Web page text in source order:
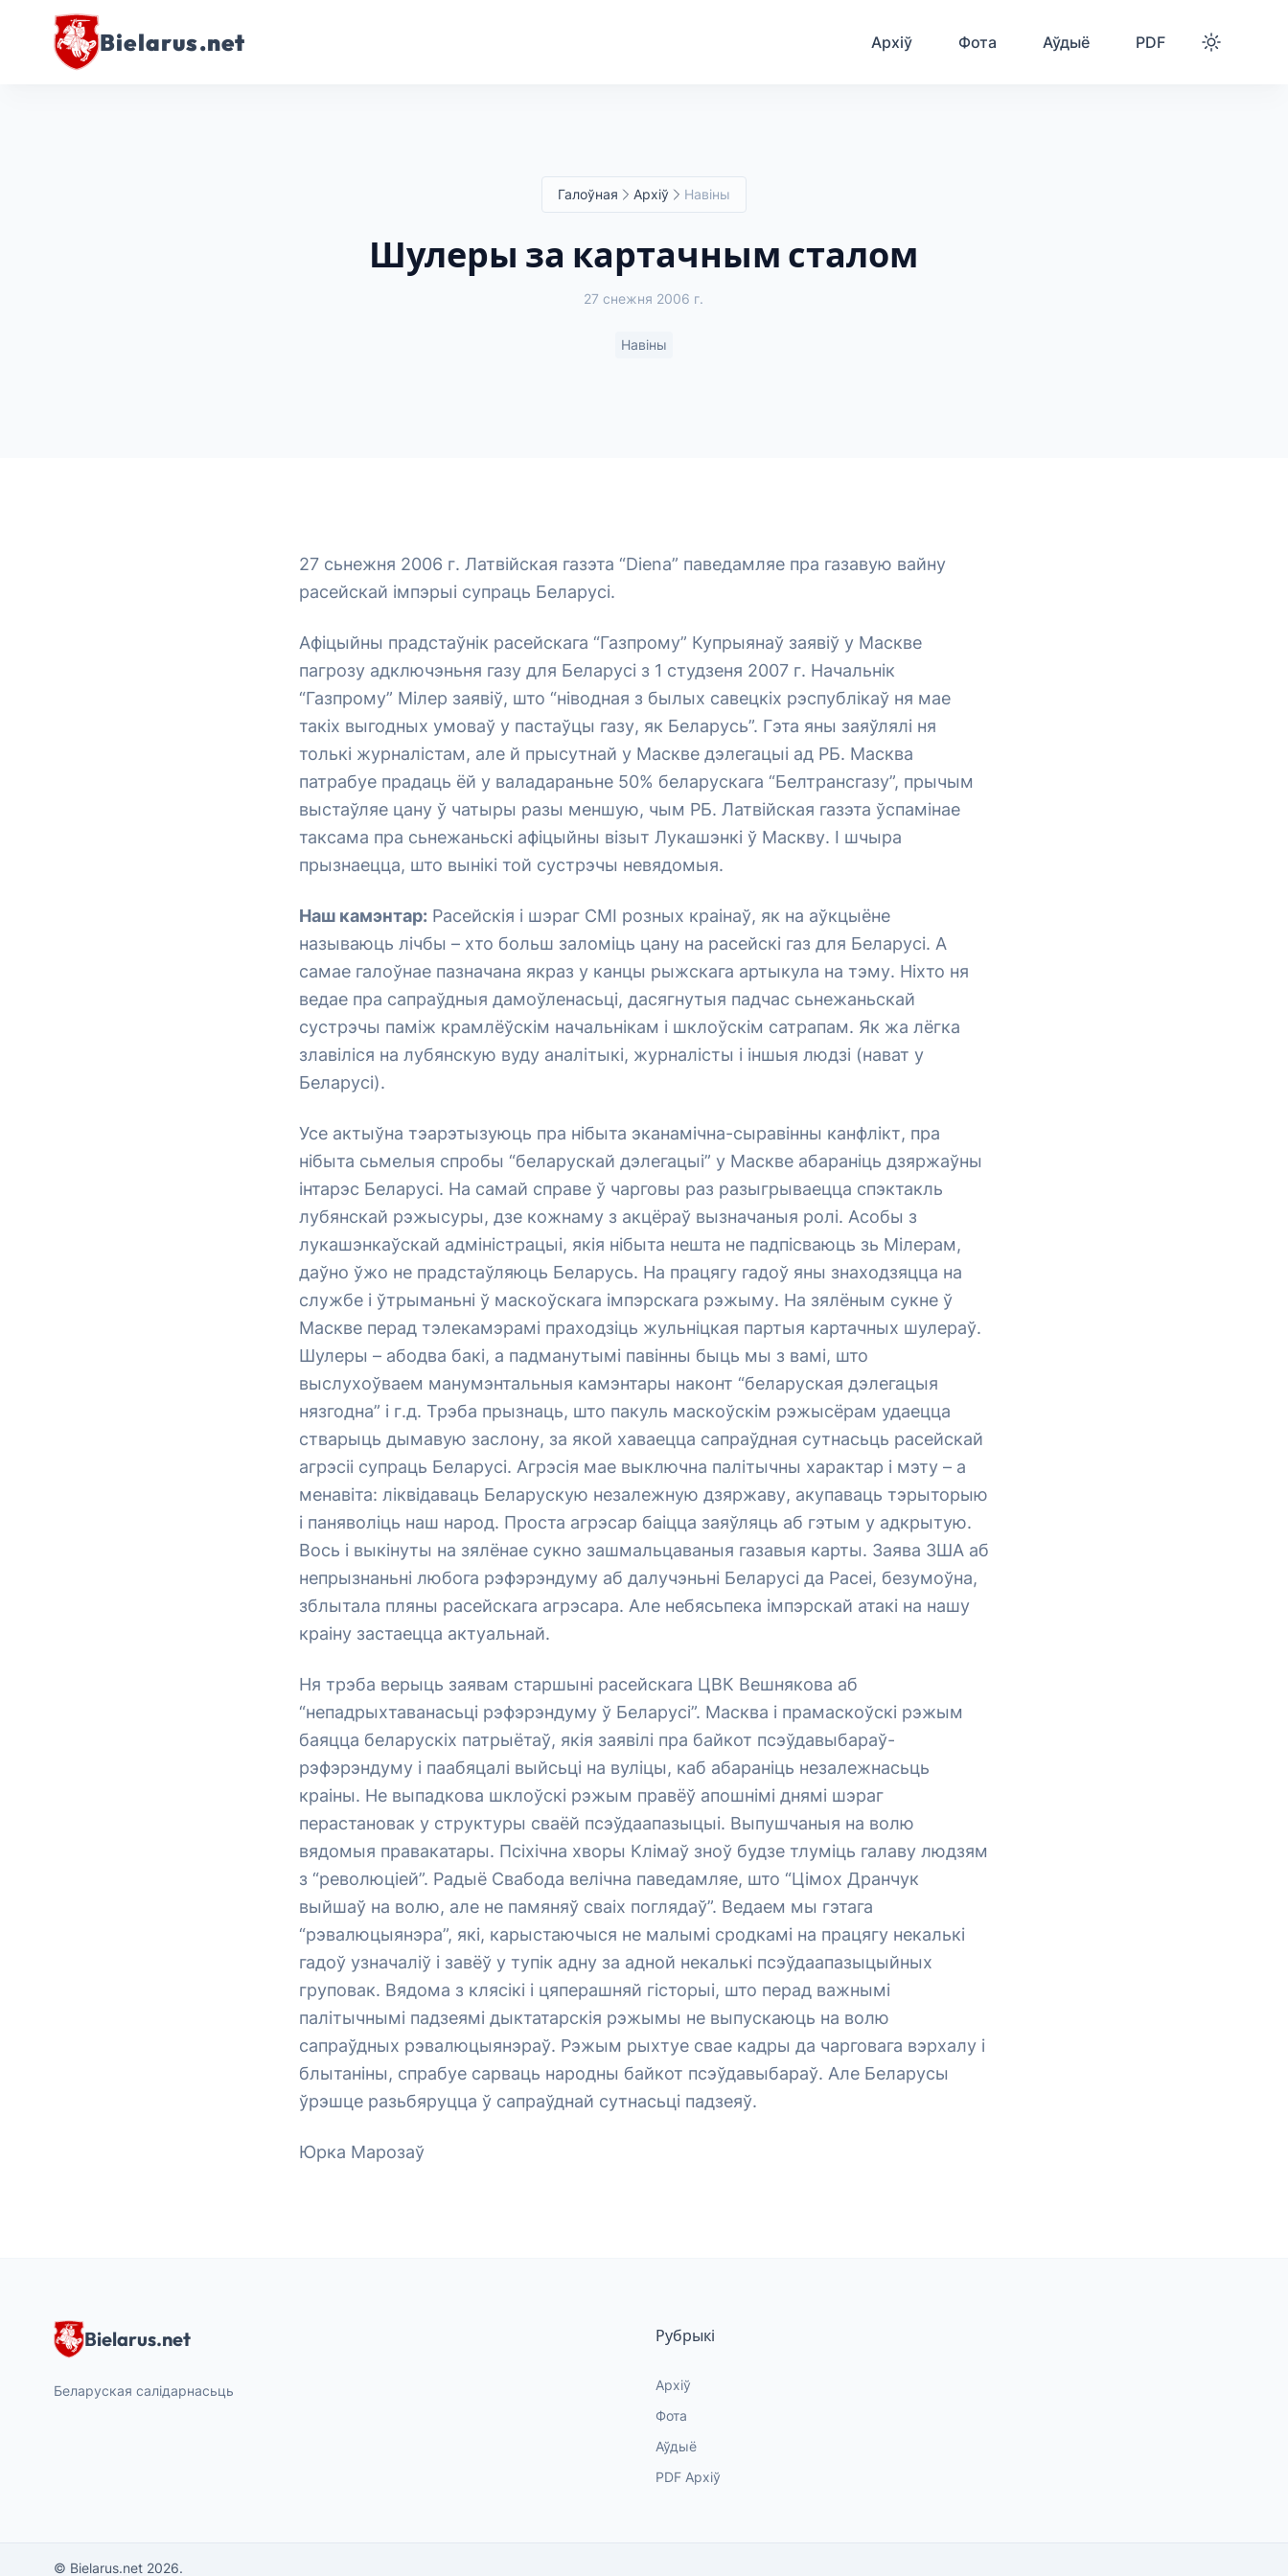
Bielarus.net Архіў Фота Аўдыё PDF
Галоўная Архіў Навіны
Шулеры за картачным сталом
27 снежня 2006 г.
Навіны
27 сьнежня 2006 г. Латвійская газэта “Diena” паведамляе пра газавую вайну
расейскай імпэрыі супраць Беларусі.
Афіцыйны прадстаўнік расейскага “Газпрому” Купрыянаў заявіў у Маскве
пагрозу адключэньня газу для Беларусі з 1 студзеня 2007 г. Начальнік
“Газпрому” Мілер заявіў, што “ніводная з былых савецкіх рэспублікаў ня мае
такіх выгодных умоваў у пастаўцы газу, як Беларусь”. Гэта яны заяўлялі ня
толькі журналістам, але й прысутнай у Маскве дэлегацыі ад РБ. Масква
патрабуе прадаць ёй у валадараньне 50% беларускага “Белтрансгазу”, прычым
выстаўляе цану ў чатыры разы меншую, чым РБ. Латвійская газэта ўспамінае
таксама пра сьнежаньскі афіцыйны візыт Лукашэнкі ў Маскву. І шчыра
прызнаецца, што вынікі той сустрэчы невядомыя.
Наш камэнтар: Расейскія і шэраг СМІ розных краінаў, як на аўкцыёне
называюць лічбы – хто больш заломіць цану на расейскі газ для Беларусі. А
самае галоўнае пазначана якраз у канцы рыжскага артыкула на тэму. Ніхто ня
ведае пра сапраўдныя дамоўленасьці, дасягнутыя падчас сьнежаньскай
сустрэчы паміж крамлёўскім начальнікам і шклоўскім сатрапам. Як жа лёгка
злавіліся на лубянскую вуду аналітыкі, журналісты і іншыя людзі (нават у
Беларусі).
Усе актыўна тэарэтызуюць пра нібыта эканамічна-сыравінны канфлікт, пра
нібыта сьмелыя спробы “беларускай дэлегацыі” у Маскве абараніць дзяржаўны
інтарэс Беларусі. На самай справе ў чарговы раз разыгрываецца спэктакль
лубянскай рэжысуры, дзе кожнаму з акцёраў вызначаныя ролі. Асобы з
лукашэнкаўскай адміністрацыі, якія нібыта нешта не падпісваюць зь Мілерам,
даўно ўжо не прадстаўляюць Беларусь. На працягу гадоў яны знаходзяцца на
службе і ўтрыманьні ў маскоўскага імпэрскага рэжыму. На зялёным сукне ў
Маскве перад тэлекамэрамі праходзіць жульніцкая партыя картачных шулераў.
Шулеры – абодва бакі, а падманутымі павінны быць мы з вамі, што
выслухоўваем манумэнтальныя камэнтары наконт “беларуская дэлегацыя
нязгодна” і г.д. Трэба прызнаць, што пакуль маскоўскім рэжысёрам удаецца
стварыць дымавую заслону, за якой хаваецца сапраўдная сутнасьць расейскай
агрэсіі супраць Беларусі. Агрэсія мае выключна палітычны характар і мэту – а
менавіта: ліквідаваць Беларускую незалежную дзяржаву, акупаваць тэрыторыю
і паняволіць наш народ. Проста агрэсар баіцца заяўляць аб гэтым у адкрытую.
Вось і выкінуты на зялёнае сукно зашмальцаваныя газавыя карты. Заява ЗША аб
непрызнаньні любога рэфэрэндуму аб далучэньні Беларусі да Расеі, безумоўна,
зблытала пляны расейскага агрэсара. Але небясьпека імпэрскай атакі на нашу
краіну застаецца актуальнай.
Ня трэба верыць заявам старшыні расейскага ЦВК Вешнякова аб
“непадрыхтаванасьці рэфэрэндуму ў Беларусі”. Масква і прамаскоўскі рэжым
баяцца беларускіх патрыётаў, якія заявілі пра байкот псэўдавыбараў-
рэфэрэндуму і паабяцалі выйсьці на вуліцы, каб абараніць незалежнасьць
краіны. Не выпадкова шклоўскі рэжым правёў апошнімі днямі шэраг
перастановак у структуры сваёй псэўдаапазыцыі. Выпушчаныя на волю
вядомыя правакатары. Псіхічна хворы Клімаў зноў будзе тлуміць галаву людзям
з “революціей”. Радыё Свабода велічна паведамляе, што “Цімох Дранчук
выйшаў на волю, але не памяняў сваіх поглядаў”. Ведаем мы гэтага
“рэвалюцыянэра”, які, карыстаючыся не малымі сродкамі на працягу некалькі
гадоў узначаліў і завёў у тупік адну за адной некалькі псэўдаапазыцыйных
груповак. Вядома з клясікі і цяперашняй гісторыі, што перад важнымі
палітычнымі падзеямі дыктатарскія рэжымы не выпускаюць на волю
сапраўдных рэвалюцыянэраў. Рэжым рыхтуе свае кадры да чарговага вэрхалу і
блытаніны, спрабуе сарваць народны байкот псэўдавыбараў. Але Беларусы
ўрэшце разьбяруцца ў сапраўднай сутнасьці падзеяў.
Юрка Марозаў
Bielarus.net
Беларуская салідарнасьць
Рубрыкі
Архіў
Фота
Аўдыё
PDF Архіў
© Bielarus.net 2026.